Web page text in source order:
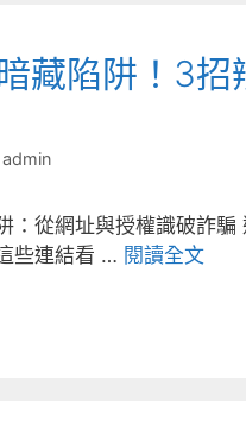
藏陷阱！3
admin
：從網址與授權識破詐
些連結看 … 閱讀全文